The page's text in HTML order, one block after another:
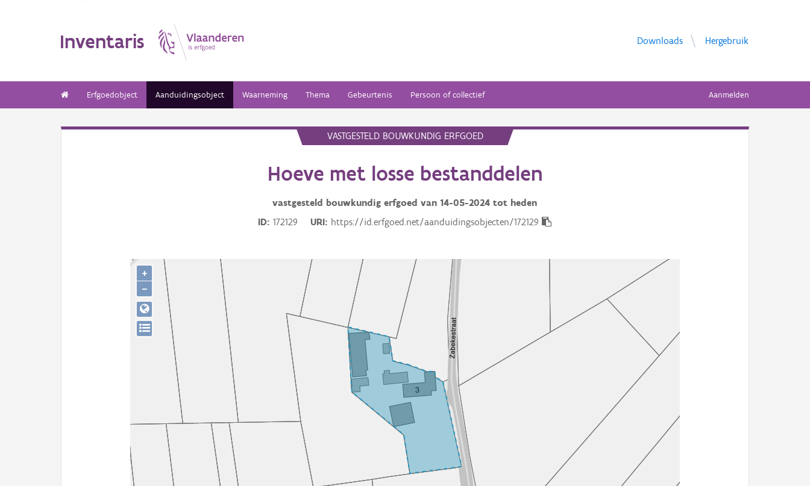
Inventaris Downloads Hergebruik
Erfgoedobject Aanduidingsobject Waarneming Thema Gebeurtenis Persoon of collectief Aanmelden
VASTGESTELD BOUWKUNDIG ERFGOED
Hoeve met losse bestanddelen
vastgesteld bouwkundig erfgoed van14-05-2024 tot heden
ID
172129 URI https://id.erfgoed.net/aanduidingsobjecten/172129
+
−